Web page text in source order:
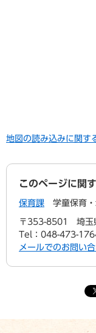
地図の読み込みに関す
このページに関
保育課 学童保育
〒353-8501
埼玉
Tel：048-473-
メールでのお問い